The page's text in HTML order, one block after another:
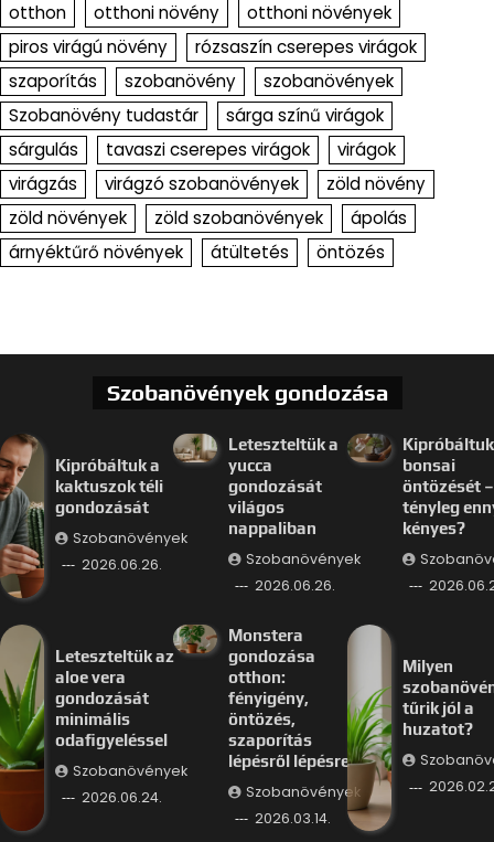
otthon otthoni növény
otthoni növények
piros virágú növény
rózsaszín cserepes virágok
szaporítás
szobanövény
szobanövények
Szobanövény tudastár
sárga színű virágok
sárgulás
tavaszi cserepes virágok
virágok
virágzás
virágzó szobanövények
zöld növény
zöld növények
zöld szobanövények
ápolás
árnyéktűrő növények
átültetés öntözés
Szobanövények gondozása
Kipróbáltuk a
kaktuszok téli
gondozását
Szobanövények
2026.06.26.
Leteszteltük a
yucca
gondozását
világos
nappaliban
Szobanövények
2026.06.26.
bonsai
öntözését –
tényleg
kényes?
Leteszteltük az
aloe vera
gondozását
minimális
odafigyeléssel
Szobanövények
2026.06.24.
Monstera
gondozása
otthon:
fényigény,
öntözés,
szaporítás
lépésről lépésre
Szobanövények
2026.03.14.
Milyen
tűrik jól a
huzatot?